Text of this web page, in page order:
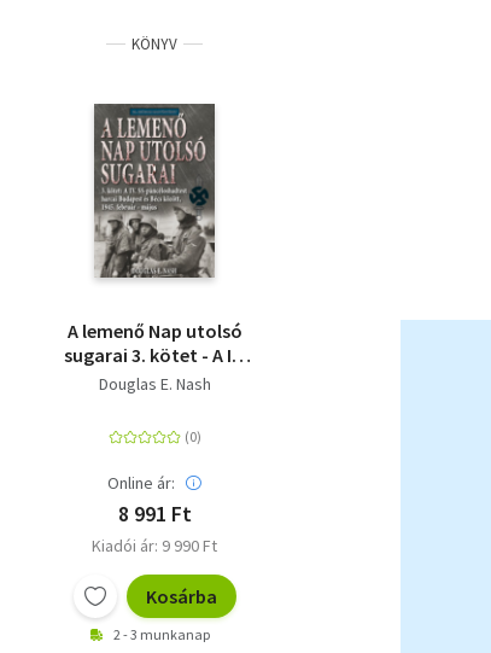
KÖNYV
A lemenő Nap utolsó
sugarai 3. kötet - A IV.
SS-páncéloshadtest
Bécs között, 1945.
február-május
Douglas E. Nash
Online ár:
8 991 Ft
Kiadói ár: 9 990 Ft
Kosárba
2 - 3 munkanap